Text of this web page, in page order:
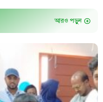
আরও পড়ুন